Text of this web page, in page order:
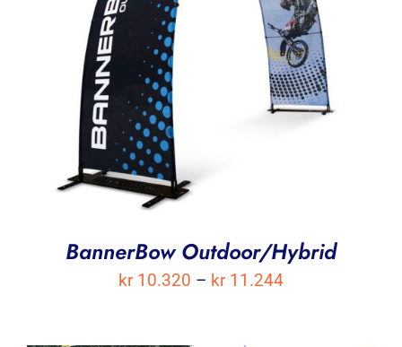
BannerBow Outdoor/Hybrid
kr10.320 – kr11.244Prisområde: